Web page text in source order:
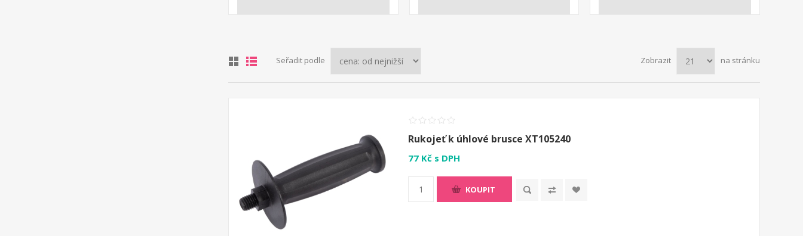
Seřadit podle Zobrazit na stránku
Rukojeť k úhlové brusce XT105240
77 Kč s DPH
KOUPIT